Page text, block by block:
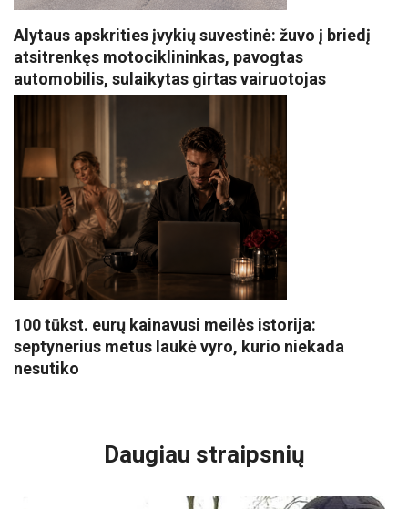
Alytaus apskrities įvykių suvestinė: žuvo į briedį
atsitrenkęs motociklininkas, pavogtas
automobilis, sulaikytas girtas vairuotojas
100 tūkst. eurų kainavusi meilės istorija:
septynerius metus laukė vyro, kurio niekada
nesutiko
Daugiau straipsnių